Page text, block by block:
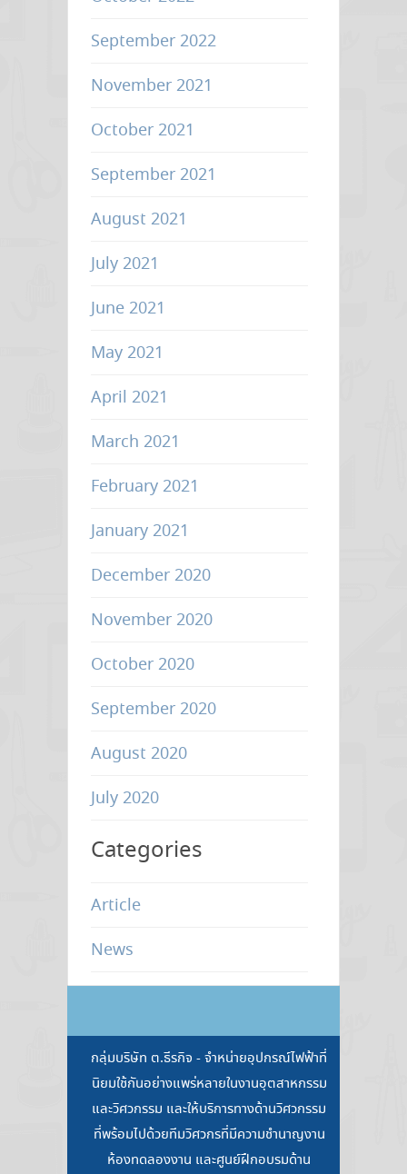
September 2022
November 2021
October 2021
September 2021
August 2021
July 2021
June 2021
May 2021
April 2021
March 2021
February 2021
January 2021
December 2020
November 2020
October 2020
September 2020
August 2020
July 2020
Categories
Article
News
กลุ่มบริษัท ต.ธีรกิจ - จำหน่ายอุปกรณ์ไฟฟ้าที่
นิยมใช้กันอย่างแพร่หลายในงานอุตสาหกรรม
และวิศวกรรม และให้บริการทางด้านวิศวกรรม
ที่พร้อมไปด้วยทีมวิศวกรที่มีความชำนาญงาน
ห้องทดลองงาน และศูนย์ฝึกอบรมด้าน